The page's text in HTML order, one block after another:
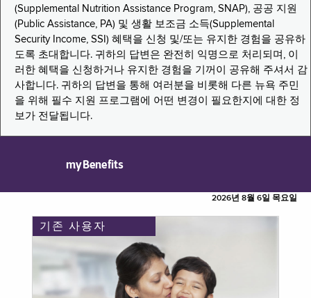
(Supplemental Nutrition Assistance Program, SNAP), 공공 지원
(Public Assistance, PA) 및 생활 보조금 소득(Supplemental
Security Income, SSI) 혜택을 신청 및/또는 유지한 경험을 공유하
도록 초대합니다. 귀하의 답변은 완전히 익명으로 처리되며, 이
러한 혜택을 신청하거나 유지한 경험을 기꺼이 공유해 주셔서 감
사합니다. 귀하의 답변을 통해 여러분을 비롯해 다른 뉴욕 주민
을 위해 필수 지원 프로그램에 어떤 변경이 필요한지에 대한 정
보가 전달됩니다.
myBenefits
2026년 8월 6일 목요일
기존 사용자